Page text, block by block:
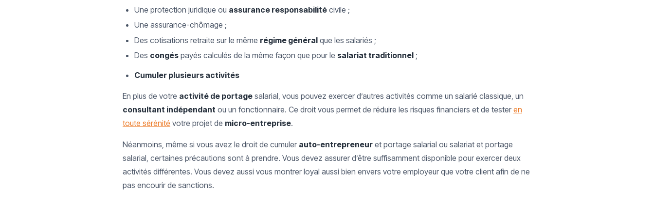
Une protection juridique ou assurance responsabilité civile ;
Une assurance-chômage ;
Des cotisations retraite sur le même régime général que les salariés ;
Des congés payés calculés de la même façon que pour le salariat traditionnel ;
Cumuler plusieurs activités
En plus de votre activité de portage salarial, vous pouvez exercer d’autres activités comme un salarié classique, un
consultant indépendant ou un fonctionnaire. Ce droit vous permet de réduire les risques financiers et de tester en
toute sérénité votre projet de micro-entreprise.
Néanmoins, même si vous avez le droit de cumuler auto-entrepreneur et portage salarial ou salariat et portage
salarial, certaines précautions sont à prendre. Vous devez assurer d’être suffisamment disponible pour exercer deux
activités différentes. Vous devez aussi vous montrer loyal aussi bien envers votre employeur que votre client afin de ne
pas encourir de sanctions.